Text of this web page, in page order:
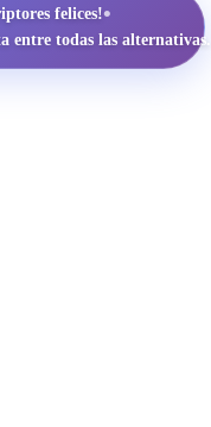
felices!•
entre todas las alternativas.